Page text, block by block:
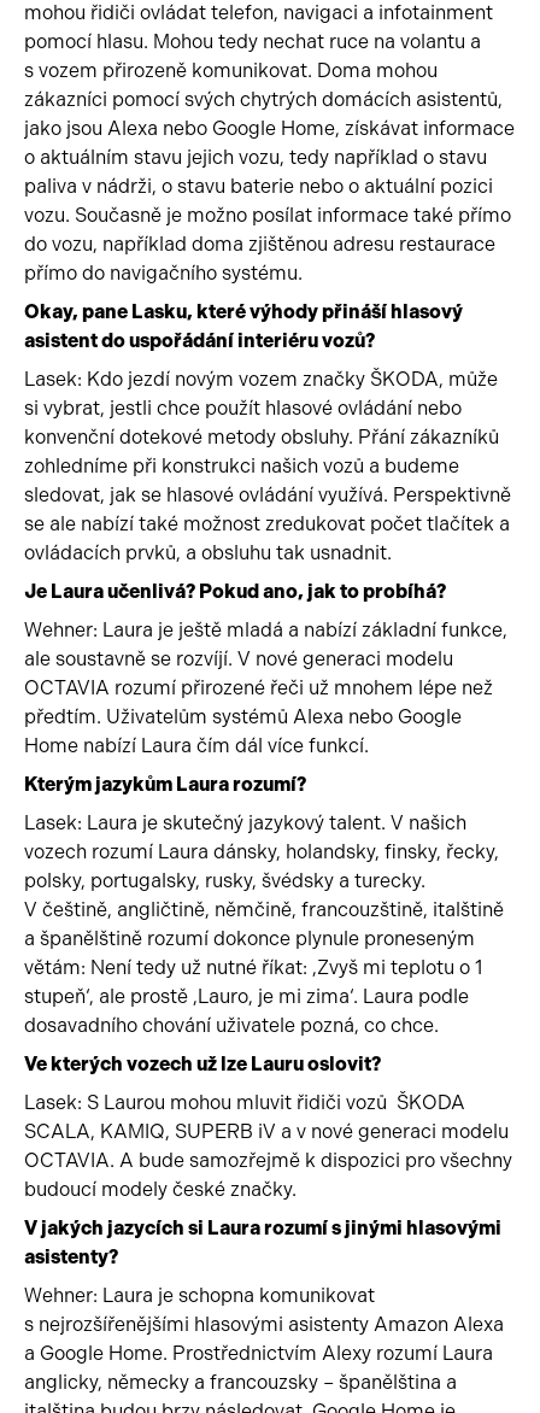
mohou řidiči ovládat telefon, navigaci a infotainment
pomocí hlasu. Mohou tedy nechat ruce na volantu a
s vozem přirozeně komunikovat. Doma mohou
zákazníci pomocí svých chytrých domácích asistentů,
jako jsou Alexa nebo Google Home, získávat informace
o aktuálním stavu jejich vozu, tedy například o stavu
paliva v nádrži, o stavu baterie nebo o aktuální pozici
vozu. Současně je možno posílat informace také přímo
do vozu, například doma zjištěnou adresu restaurace
přímo do navigačního systému.
Okay, pane Lasku, které výhody přináší hlasový
asistent do uspořádání interiéru vozů?
Lasek: Kdo jezdí novým vozem značky ŠKODA, může
si vybrat, jestli chce použít hlasové ovládání nebo
konvenční dotekové metody obsluhy. Přání zákazníků
zohledníme při konstrukci našich vozů a budeme
sledovat, jak se hlasové ovládání využívá. Perspektivně
se ale nabízí také možnost zredukovat počet tlačítek a
ovládacích prvků, a obsluhu tak usnadnit.
Je Laura učenlivá? Pokud ano, jak to probíhá?
Wehner: Laura je ještě mladá a nabízí základní funkce,
ale soustavně se rozvíjí. V nové generaci modelu
OCTAVIA rozumí přirozené řeči už mnohem lépe než
předtím. Uživatelům systémů Alexa nebo Google
Home nabízí Laura čím dál více funkcí.
Kterým jazykům Laura rozumí?
Lasek: Laura je skutečný jazykový talent. V našich
vozech rozumí Laura dánsky, holandsky, finsky, řecky,
polsky, portugalsky, rusky, švédsky a turecky.
V češtině, angličtině, němčině, francouzštině, italštině
a španělštině rozumí dokonce plynule proneseným
větám: Není tedy už nutné říkat: ,Zvyš mi teplotu o 1
stupeň‘, ale prostě ,Lauro, je mi zima‘. Laura podle
dosavadního chování uživatele pozná, co chce.
Ve kterých vozech už lze Lauru oslovit?
Lasek: S Laurou mohou mluvit řidiči vozů ŠKODA
SCALA, KAMIQ, SUPERB iV a v nové generaci modelu
OCTAVIA. A bude samozřejmě k dispozici pro všechny
budoucí modely české značky.
V jakých jazycích si Laura rozumí s jinými hlasovými
asistenty?
Wehner: Laura je schopna komunikovat
s nejrozšířenějšími hlasovými asistenty Amazon Alexa
a Google Home. Prostřednictvím Alexy rozumí Laura
anglicky, německy a francouzsky – španělština a